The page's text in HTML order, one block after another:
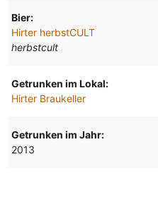
Bier:
Hirter herbstCULT
herbstcult
Getrunken im Lokal:
Hirter Braukeller
Getrunken im Jahr:
2013